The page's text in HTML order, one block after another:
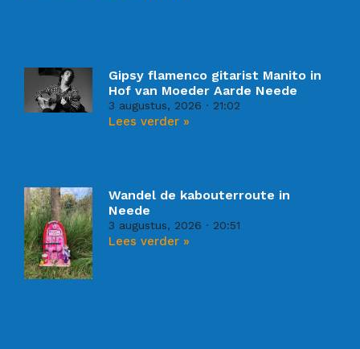
Gipsy flamenco gitarist Manito in
Hof van Moeder Aarde Neede
3 augustus, 2026 21:02
Lees verder »
Wandel de kabouterroute in
Neede
3 augustus, 2026 20:51
Lees verder »